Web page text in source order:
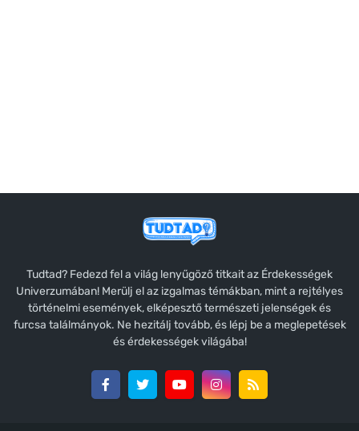
Tudtad? Fedezd fel a világ lenyűgöző titkait az Érdekességek
Univerzumában! Merülj el az izgalmas témákban, mint a rejtélyes
történelmi események, elképesztő természeti jelenségek és
furcsa találmányok. Ne hezitálj tovább, és lépj be a meglepetések
és érdekességek világába!